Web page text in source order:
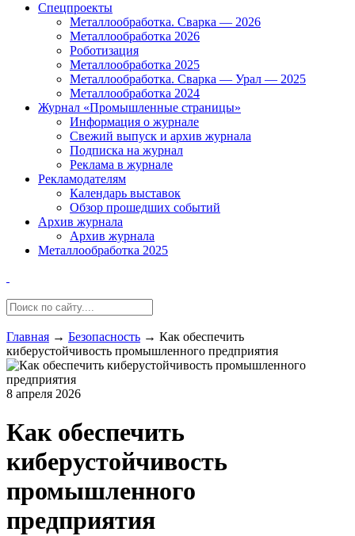
Спецпроекты
Металлообработка. Сварка — 2026
Металлообработка 2026
Роботизация
Металлообработка 2025
Металлообработка. Сварка — Урал — 2025
Металлообработка 2024
Журнал «Промышленные страницы»
Информация о журнале
Свежий выпуск и архив журнала
Подписка на журнал
Реклама в журнале
Рекламодателям
Календарь выставок
Обзор прошедших событий
Архив журнала
Архив журнала
Металлообработка 2025
Главная → Безопасность → Как обеспечить
киберустойчивость промышленного предприятия
8 апреля 2026
Как обеспечить
киберустойчивость
промышленного
предприятия